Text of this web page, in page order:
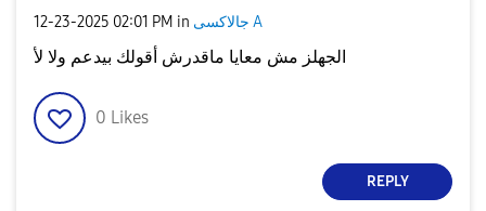
‎12-23-2025 02:01 PM in جالاكسى A
الجهلز مش معايا ماقدرش أقولك بيدعم ولا لأ
0 Likes
REPLY